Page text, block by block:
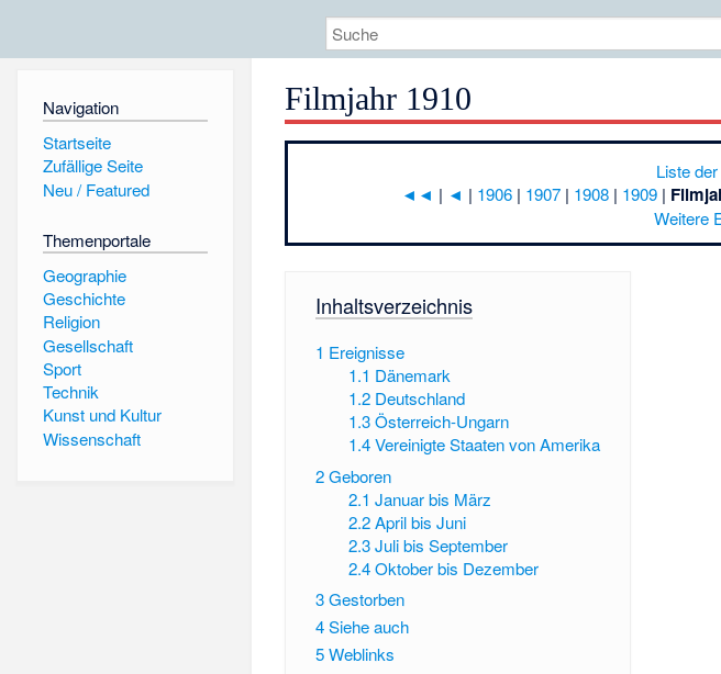
Navigation
Startseite
Zufällige Seite
Neu / Featured
Themenportale
Geographie
Geschichte
Religion
Gesellschaft
Sport
Technik
Kunst und Kultur
Wissenschaft
Filmjahr 1910
Liste
◄◄ | ◄ | 1906| 1907| 1908| 1909|
Weitere
Inhaltsverzeichnis
1 Ereignisse
1.1 Dänemark
1.2 Deutschland
1.3 Österreich-Ungarn
1.4 Vereinigte Staaten von Amerika
2Geboren
2.1 Januar bis März
2.2 April bis Juni
2.3 Juli bis September
2.4 Oktober bis Dezember
3Gestorben
4Siehe auch
5Weblinks